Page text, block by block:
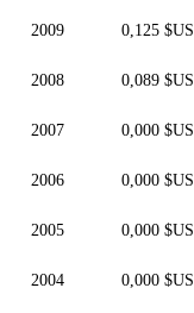
2009 0,125 $US
2008 0,089 $US
2007 0,000 $US
2006 0,000 $US
2005 0,000 $US
2004 0,000 $US